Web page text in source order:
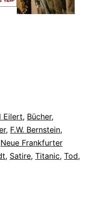
Eilert, Bücher,
, F.W. Bernstein,
Neue Frankfurter
, Satire, Titanic, Tod,